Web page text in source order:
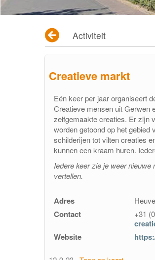
Nieuws
Contact
Berichten en verhalen
Groepen
pakketfraude
Activiteit
Creatieve markt
Eén keer per jaar organiseert
Creatieve mensen uit Gerwen
zelfgemaakte creaties. Er zijn
worden getoond op het
schilderijen tot vilten creaties
kunnen een kraam huren.
Iedere keer zie je weer
vertellen.
Adres
Contact +31
Website